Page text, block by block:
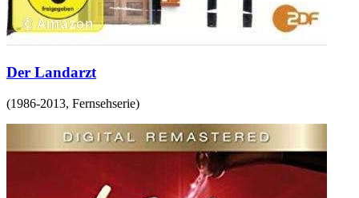
Der Landarzt
(1986-2013, Fernsehserie)